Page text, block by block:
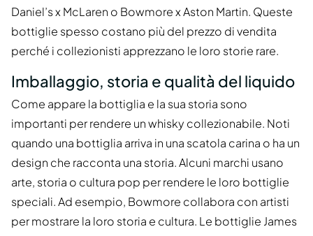
Daniel’s x McLaren o Bowmore x Aston Martin. Queste
bottiglie spesso costano più del prezzo di vendita
perché i collezionisti apprezzano le loro storie rare.
Imballaggio, storia e qualità del liquido
Come appare la bottiglia e la sua storia sono
importanti per rendere un whisky collezionabile. Noti
quando una bottiglia arriva in una scatola carina o ha un
design che racconta una storia. Alcuni marchi usano
arte, storia o cultura pop per rendere le loro bottiglie
speciali. Ad esempio, Bowmore collabora con artisti
per mostrare la loro storia e cultura. Le bottiglie James